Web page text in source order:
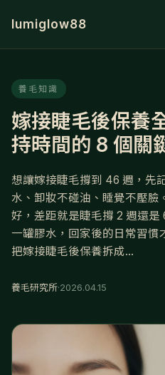
lumiglow88
養毛知識
嫁接睫毛後保養
持時間的 8 個關
想讓嫁接睫毛撐到 46 週，先
水、卸妝不碰油、睡覺不壓臉
好，差距就是睫毛撐 2 週還
一罐膠水，回家後的日常習慣
把嫁接睫毛後保養拆成...
養毛研究所·2026.04.15